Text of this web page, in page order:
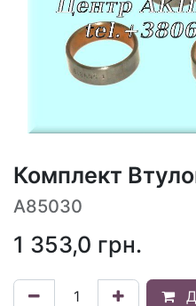
Комплект
A85030
1 353,0 грн.